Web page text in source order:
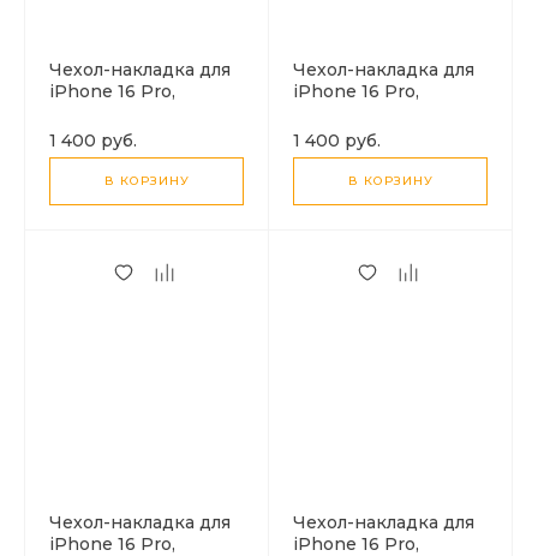
Чехол-накладка для
iPhone 16 Pro,
магнитный (MagSafe),
без лого, X-CASE,
бирюзовый
1 400 руб.
В КОРЗИНУ
Чехол-накладка для
iPhone 16 Pro,
магнитный (MagSafe),
без лого, X-CASE,
фиолетовый
1 400 руб.
В КОРЗИНУ
Чехол-накладка для
iPhone 16 Pro,
Чехол-накладка для
iPhone 16 Pro,